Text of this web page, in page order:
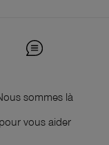
sommes là
pour vous aider